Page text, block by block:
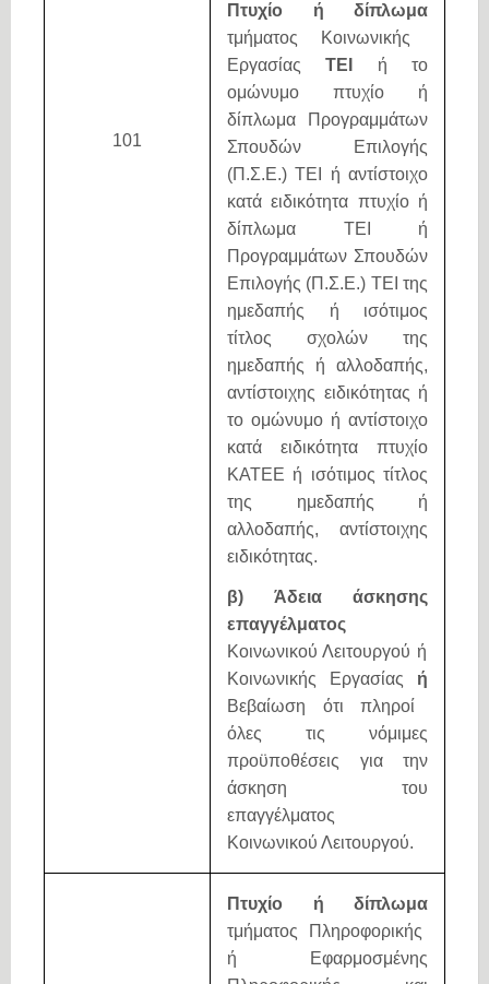
101
Πτυχίο ή δίπλωμα
τμήματος Κοινωνικής
ΕργασίαςΤΕΙ
ή το
ομώνυμο πτυχίο ή
δίπλωμα Προγραμμάτων
Σπουδών Επιλογής
(Π.Σ.Ε.) ΤΕΙ ή αντίστοιχο
κατά ειδικότητα πτυχίο ή
δίπλωμα ΤΕΙ ή
Προγραμμάτων Σπουδών
Επιλογής (Π.Σ.Ε.) ΤΕΙ της
ημεδαπής ή ισότιμος
τίτλος σχολών της
ημεδαπής ή αλλοδαπής,
αντίστοιχης ειδικότητας ή
το ομώνυμο ή αντίστοιχο
κατά ειδικότητα πτυχίο
ΚΑΤΕΕ ή ισότιμος τίτλος
της ημεδαπής ή
αλλοδαπής, αντίστοιχης
ειδικότητας.
β)
Άδεια άσκησης
επαγγέλματος
Κοινωνικού Λειτουργού ή
Κοινωνικής Εργασίας ή
Βεβαίωση ότι πληροί
όλες τις νόμιμες
προϋποθέσεις για την
άσκηση του
επαγγέλματος
Κοινωνικού Λειτουργού.
Πτυχίο ή δίπλωμα
τμήματος Πληροφορικής
ή Εφαρμοσμένης